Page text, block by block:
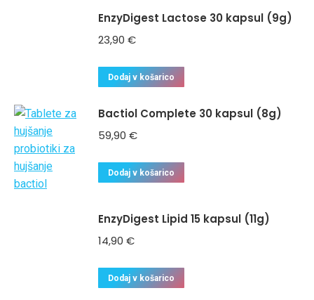
EnzyDigest Lactose 30 kapsul (9g)
23,90 €
Dodaj v košarico
Bactiol Complete 30 kapsul (8g)
59,90 €
Dodaj v košarico
EnzyDigest Lipid 15 kapsul (11g)
14,90 €
Dodaj v košarico